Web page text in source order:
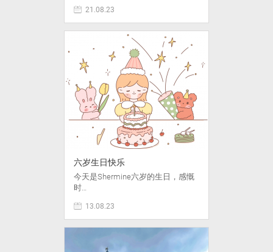
21.08.23
六岁生日快乐
今天是Shermine六岁的生日，感慨
时…
13.08.23